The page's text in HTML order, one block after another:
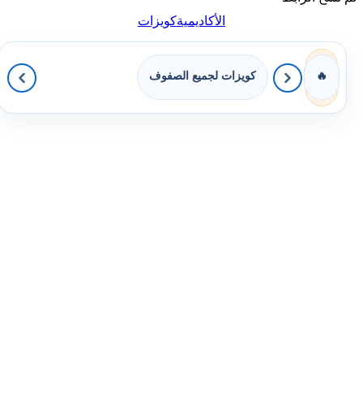
الأكاديميةكويزات
🔥 كويزات لجميع الصفوف